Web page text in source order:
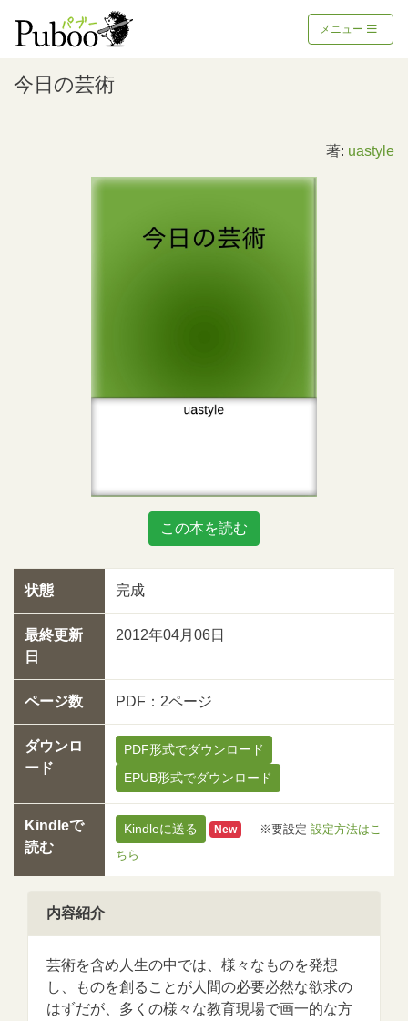
メニュー
今日の芸術
著: uastyle
この本を読む
状態 完成
最終更新
日
2012年04月06日
ページ数 PDF：2ページ
ダウンロ
ード
PDF形式でダウンロード
EPUB形式でダウンロード
Kindleで
読む
Kindleに送る New ※要設定 設定方法はこ
ちら
内容紹介
芸術を含め人生の中では、様々なものを発想
し、ものを創ることが人間の必要必然な欲求の
はずだが、多くの様々な教育現場で画一的な方